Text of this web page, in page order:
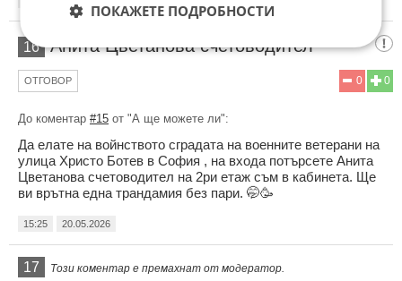
16 Анита Цветанова счетоводител
0
0
ОТГОВОР
До коментар #15 от "А ще можете ли":
Да елате на войнството сградата на военните ветерани на
улица Христо Ботев в София , на входа потърсете Анита
Цветанова счетоводител на 2ри етаж съм в кабинета. Ще
ви врътна една трандамия без пари. 🤭🥳
15:25 20.05.2026
17 Този коментар е премахнат от модератор.
ПОКАЖЕТЕ ПОДРОБНОСТИ